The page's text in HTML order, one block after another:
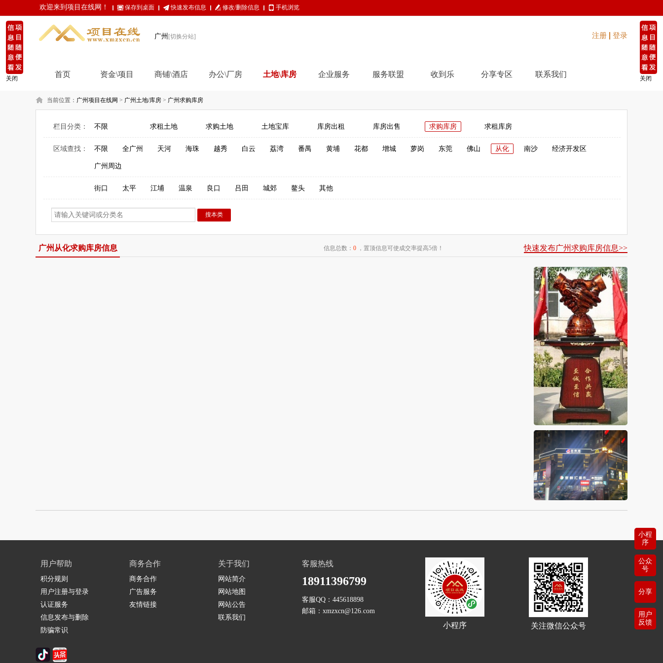
欢迎来到项目在线网！ 保存到桌面 快速发布信息 修改/删除信息 手机浏览
广州 [切换分站] 登录
注册
首页 资金\项目 商铺\酒店 办公\厂房 土地\库房 企业服务 服务联盟 收到乐 分享专区 联系我们
当前位置： 广州项目在线网 > 广州土地/库房 > 广州求购库房
栏目分类： 不限 求租土地 求购土地 土地宝库 库房出租 库房出售 求购库房 求租库房
区域查找： 不限 全广州 天河 海珠 越秀 白云 荔湾 番禺 黄埔 花都 增城 萝岗 东莞 佛山 从化 南沙 经济开发区
广州周边
街口 太平 江埔 温泉 良口 吕田 城郊 鳌头 其他
广州从化求购库房信息 信息总数： 0，置顶信息可使成交率提高5倍！ 快速发布广州求购库房信息>>
关闭 关闭
用户帮助
积分规则
用户注册与登录
认证服务
信息发布与删除
防骗常识
商务合作
商务合作
广告服务
友情链接
关于我们
网站简介
网站地图
网站公告
联系我们
客服热线
18911396799
客服QQ： 445618898
邮箱： xmzxcn@126.com
小程序 关注微信公众号
小程
序
公众
号
分享
用户
反馈